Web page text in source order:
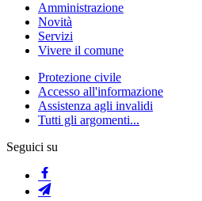
Amministrazione
Novità
Servizi
Vivere il comune
Protezione civile
Accesso all'informazione
Assistenza agli invalidi
Tutti gli argomenti...
Seguici su